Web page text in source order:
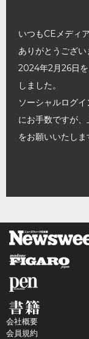
いつもCEメディ
ありがとうござい
2024年2月26日
しました。
ソーシャルログ
にお手数ですが
をお願いいたしま
会社概要
会員規約